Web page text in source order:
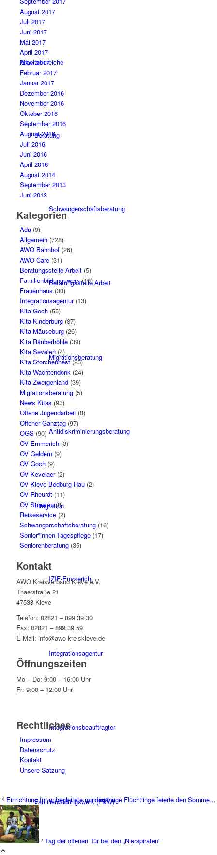
Arbeitsbereiche
Beratung
Schwangerschaftsberatung
Beratungsstelle Arbeit
Migrationsberatung
Antidiskriminierungsberatung
Integration
IZIF-Emmerich
Integrationsagentur
Integrationsbeauftragter
Familienbildungswerk (FBW)
August 2017
Juli 2017
Juni 2017
Mai 2017
April 2017
März 2017
Februar 2017
Januar 2017
Dezember 2016
November 2016
Oktober 2016
September 2016
August 2016
Juli 2016
Juni 2016
April 2016
August 2014
September 2013
Juni 2013
Kategorien
Ada(9)
Allgemein(728)
AWO Bahnhof(26)
AWO Care(31)
Beratungsstelle Arbeit(5)
Familienbildungswerk(16)
Frauenhaus (30)
Integrationsagentur(13)
Kita Goch(55)
Kita Kinderburg(87)
Kita Mäuseburg(26)
Kita Räuberhöhle(39)
Kita Sevelen(4)
Kita Storchennest(25)
Kita Wachtendonk(24)
Kita Zwergenland(39)
Migrationsberatung(5)
News Kitas (93)
Offene Jugendarbeit(8)
Offener Ganztag(97)
OGS (90)
OV Emmerich(3)
OV Geldern(9)
OV Goch(9)
OV Kevelaer(2)
OV Kleve Bedburg-Hau(2)
OV Rheurdt(11)
OV Straelen(8)
Reiseservice(2)
Schwangerschaftsberatung(16)
Senior*innen-Tagespflege(17)
Seniorenberatung(35)
Kontakt
AWO Kreisverband Kleve e.V.
Thaerstraße 21
47533 Kleve
Telefon: 02821 – 899 39 30
Fax: 02821 – 899 39 59
E-Mail: info@awo-kreiskleve.de
Öffnungszeiten
Mo – Do: 9:00 – 16:00 Uhr
Fr: 9:00 – 12:00 Uhr
Rechtliches
Impressum
Datenschutz
Kontakt
Unsere Satzung
Einrichtung für unbegleitete minderjährige Flüchtlinge feierte den Somme...
Tag der offenen Tür bei den „Nierspiraten“